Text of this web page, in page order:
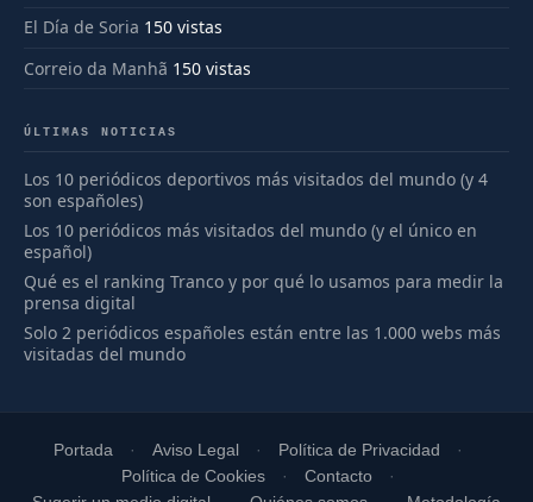
El Día de Soria 150 vistas
Correio da Manhã 150 vistas
ÚLTIMAS NOTICIAS
Los 10 periódicos deportivos más visitados del mundo (y 4
son españoles)
Los 10 periódicos más visitados del mundo (y el único en
español)
Qué es el ranking Tranco y por qué lo usamos para medir la
prensa digital
Solo 2 periódicos españoles están entre las 1.000 webs más
visitadas del mundo
Portada Aviso Legal
Política de Privacidad
Política de Cookies
Contacto